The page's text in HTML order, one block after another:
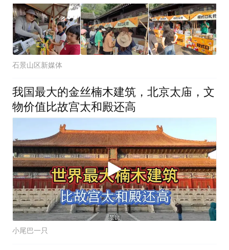
石景山区新媒体
我国最大的金丝楠木建筑，北京太庙，文
物价值比故宫太和殿还高
小尾巴一只